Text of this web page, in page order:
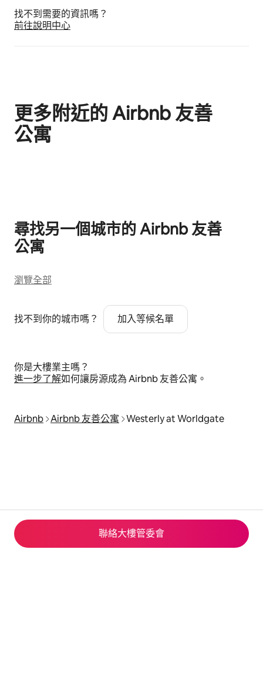
聯絡大樓管委會
找不到需要的資訊嗎⁠？
前往說明中心
更多附近的 Airbnb 友⁠善
公⁠寓
尋找另一個城市的 Airbnb 友⁠善
公⁠寓
瀏覽全部
找不到你的城市嗎？ 加入等候名單
你是大樓業主嗎？
進⁠一⁠步了⁠解如何讓房源成為 Airbnb 友善公寓⁠。
Airbnb Airbnb 友善公寓 Westerly at Worldgate